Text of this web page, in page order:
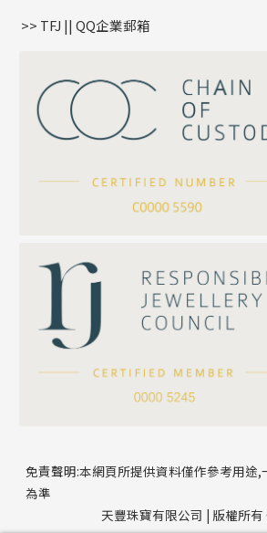
公司名稱
聯絡電話
嘴唇鏈系列
S車花鏈系列
珍珠鏈系列
坦克鏈系列
滿天星鏈系列
方假繩鏈系列
星座吊墜
珠扣
>> TFJ || QQ企業郵箱
免責聲明:本網頁所提供資料僅作參考用途
為準
天豐珠寶有限公司 | 版權所